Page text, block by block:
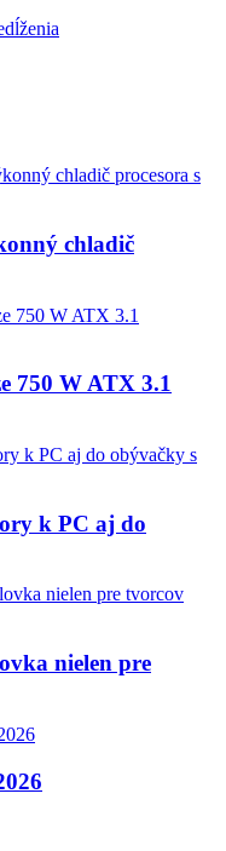
chladič
750 W ATX 3.1
k PC aj do
nielen pre